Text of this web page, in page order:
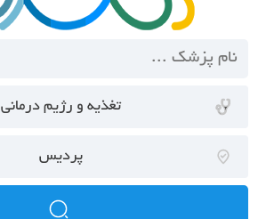
تغذیه و رژیم درمانی
پردیس